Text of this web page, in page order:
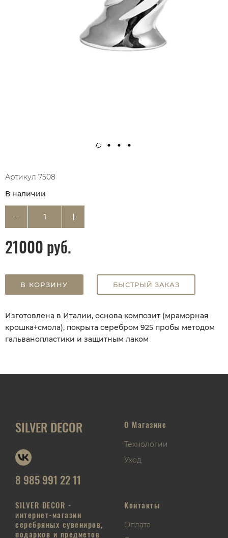
Артикул 7508
В наличии
21000 руб.
В КОРЗИНУ БЫСТРЫЙ ЗАКАЗ
Изготовлена в Италии, основа композит (мраморная
крошка+смола), покрыта серебром 925 пробы методом
гальванопластики и защитным лаком
SILVER DECOR
8 985 991 22 11
О Магазине
Технологии
Уход
SILVER DECOR -
интернет-магазин
серебряных сувениров,
подарков и предметов
Контакты
Оплата